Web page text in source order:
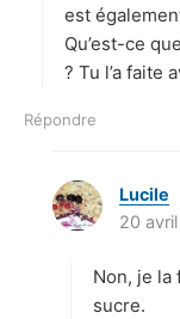
est
Qu’est-ce
? Tu l’a faite
Répondre
Lucile
i
20
Non, je la
sucre.